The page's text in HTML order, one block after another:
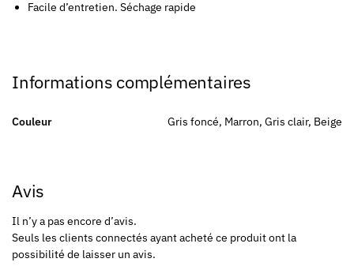
Facile d’entretien. Séchage rapide
Informations complémentaires
Couleur Gris foncé, Marron, Gris clair, Beige
Avis
Il n’y a pas encore d’avis.
Seuls les clients connectés ayant acheté ce produit ont la
possibilité de laisser un avis.